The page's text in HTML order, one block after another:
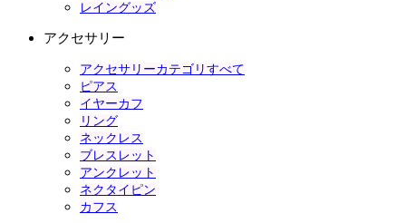
レイングッズ
アクセサリー
アクセサリーカテゴリすべて
ピアス
イヤーカフ
リング
ネックレス
ブレスレット
アンクレット
ネクタイピン
カフス